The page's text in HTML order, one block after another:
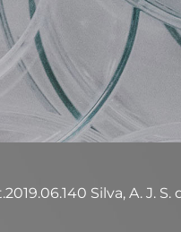
Silva, A. J.